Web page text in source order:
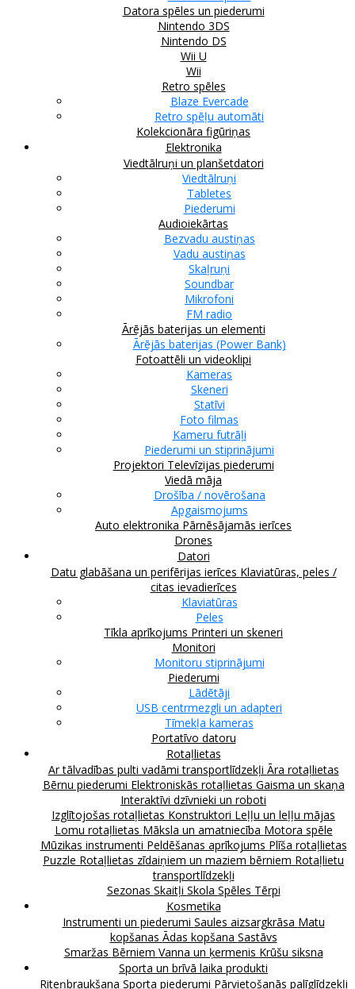
Datora spēles un piederumi
Nintendo 3DS
Nintendo DS
Wii U
Wii
Retro spēles
Blaze Evercade
Retro spēļu automāti
Kolekcionāra figūriņas
Elektronika
Viedtālruņi un planšetdatori
Viedtālruņi
Tabletes
Piederumi
Audioiekārtas
Bezvadu austiņas
Vadu austiņas
Skaļruņi
Soundbar
Mikrofoni
FM radio
Ārējās baterijas un elementi
Ārējās baterijas (Power Bank)
Fotoattēli un videoklipi
Kameras
Skeneri
Statīvi
Foto filmas
Kameru futrāļi
Piederumi un stiprinājumi
Projektori Televīzijas piederumi
Viedā māja
Drošība / novērošana
Apgaismojums
Auto elektronika Pārnēsājamās ierīces
Drones
Datori
Datu glabāšana un perifērijas ierīces Klaviatūras, peles /
citas ievadierīces
Klaviatūras
Peles
Tīkla aprīkojums Printeri un skeneri
Monitori
Monitoru stiprinājumi
Piederumi
Lādētāji
USB centrmezgli un adapteri
Tīmekļa kameras
Portatīvo datoru
Rotaļlietas
Ar tālvadības pulti vadāmi transportlīdzekļi Āra rotaļlietas
Bērnu piederumi Elektroniskās rotaļlietas Gaisma un skaņa
Interaktīvi dzīvnieki un roboti
Izglītojošas rotaļlietas Konstruktori Leļļu un leļļu mājas
Lomu rotaļlietas Māksla un amatniecība Motora spēle
Mūzikas instrumenti Peldēšanas aprīkojums Plīša rotaļlietas
Puzzle Rotaļlietas zīdaiņiem un maziem bērniem Rotaļlietu
transportlīdzekļi
Sezonas Skaitļi Skola Spēles Tērpi
Kosmetika
Instrumenti un piederumi Saules aizsargkrāsa Matu
kopšanas Ādas kopšana Sastāvs
Smaržas Bērniem Vanna un ķermenis Krūšu siksna
Sporta un brīvā laika produkti
Riteņbraukšana Sporta piederumi Pārvietošanās palīglīdzekļi